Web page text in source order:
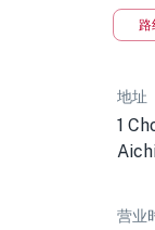
路
地址
1
营业